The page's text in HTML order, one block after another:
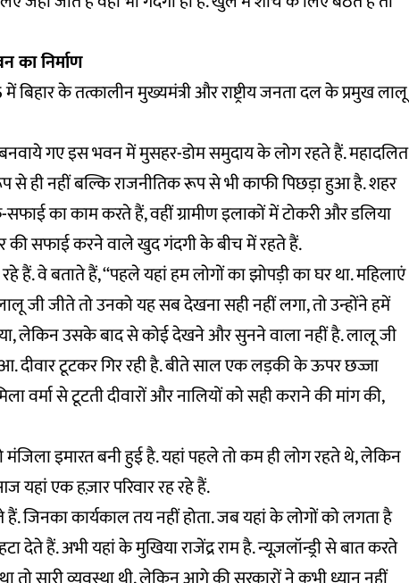
का निर्माण
के तत्कालीन मुख्यमंत्री और राष्ट्रीय जनता दल के प्रमुख लालू
बनवाये गए इस भवन में मुसहर-डोम समुदाय के लोग रहते हैं. महादलित
ही नहीं बल्कि राजनीतिक रूप से भी काफी पिछड़ा हुआ है. शहर
का काम करते हैं, वहीं ग्रामीण इलाकों में टोकरी और डलिया
की सफाई करने वाले खुद गंदगी के बीच में रहते हैं.
हैं. वे बताते हैं, ‘‘पहले यहां हम लोगों का झोपड़ी का घर था. महिलाएं
जी जीते तो उनको यह सब देखना सही नहीं लगा, तो उन्होंने हमें
लेकिन उसके बाद से कोई देखने और सुनने वाला नहीं है. लालू जी
दीवार टूटकर गिर रही है. बीते साल एक लड़की के ऊपर छज्जा
वर्मा से टूटती दीवारों और नालियों को सही कराने की मांग की,
इमारत बनी हुई है. यहां पहले तो कम ही लोग रहते थे, लेकिन
यहां एक हज़ार परिवार रह रहे हैं.
जिनका कार्यकाल तय नहीं होता. जब यहां के लोगों को लगता है
देते हैं. अभी यहां के मुखिया राजेंद्र राम है. न्यूज़लॉन्ड्री से बात करते